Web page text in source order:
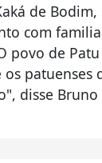
de
com
povo de
patuenses
disse